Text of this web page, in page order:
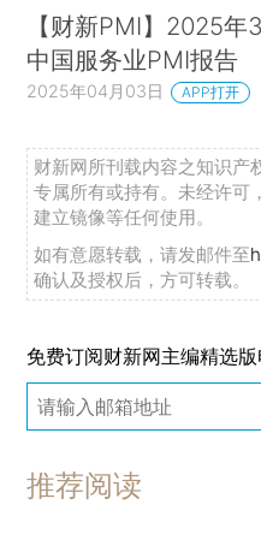
【财新PMI】2025年
中国服务业PMI报告
2025年04月03日 APP打开
财新网所刊载内容之知识产
专属所有或持有。未经许可
建立镜像等任何使用。
如有意愿转载，请发邮件至
确认及授权后，方可转载。
免费订阅财新网主编精选
推荐阅读